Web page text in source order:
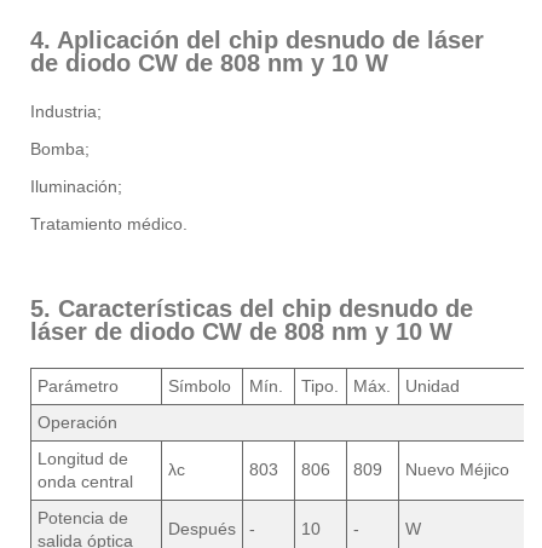
4. Aplicación del chip desnudo de láser
de diodo CW de 808 nm y 10 W
Industria;
Bomba;
Iluminación;
Tratamiento médico.
5. Características del chip desnudo de
láser de diodo CW de 808 nm y 10 W
Parámetro Símbolo Mín. Tipo. Máx.
Unidad
Operación
Longitud de
onda central
λc 803 806 809 Nuevo Méjico
Potencia de
salida óptica
Después - 10 - W